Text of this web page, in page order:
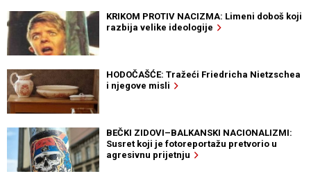
KRIKOM PROTIV NACIZMA: Limeni doboš koji
razbija velike ideologije
HODOČAŠĆE: Tražeći Friedricha Nietzschea
i njegove misli
BEČKI ZIDOVI–BALKANSKI NACIONALIZMI:
Susret koji je fotoreportažu pretvorio u
agresivnu prijetnju